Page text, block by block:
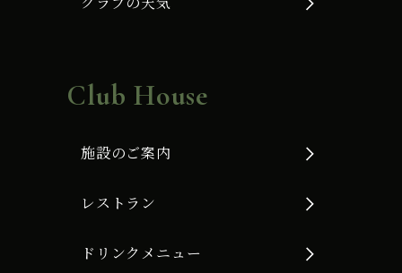
Club House
施設のご案内
レストラン
ドリンクメニュー